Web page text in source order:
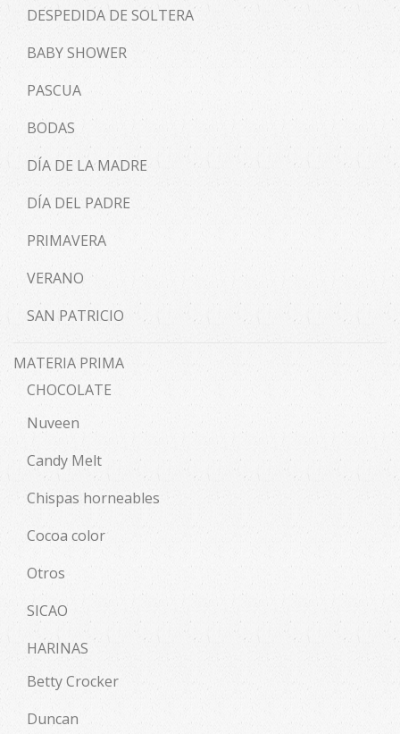
DESPEDIDA DE SOLTERA
BABY SHOWER
PASCUA
BODAS
DÍA DE LA MADRE
DÍA DEL PADRE
PRIMAVERA
VERANO
SAN PATRICIO
MATERIA PRIMA
CHOCOLATE
Nuveen
Candy Melt
Chispas horneables
Cocoa color
Otros
SICAO
HARINAS
Betty Crocker
Duncan